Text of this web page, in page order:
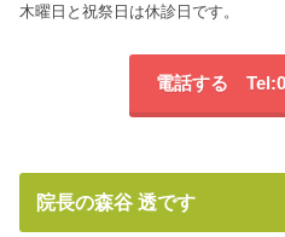
木曜日と祝祭日は休診日です。
電話する
院長の森谷 透です